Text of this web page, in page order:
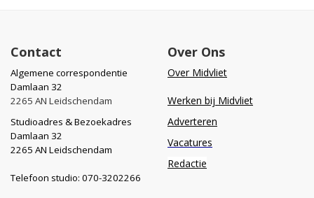
Contact
Algemene correspondentie
Damlaan 32
2265 AN Leidschendam
Studioadres & Bezoekadres
Damlaan 32
2265 AN Leidschendam
Telefoon studio: 070-3202266
Over Ons
Over Midvliet
Werken bij Midvliet
Adverteren
Vacatures
Redactie